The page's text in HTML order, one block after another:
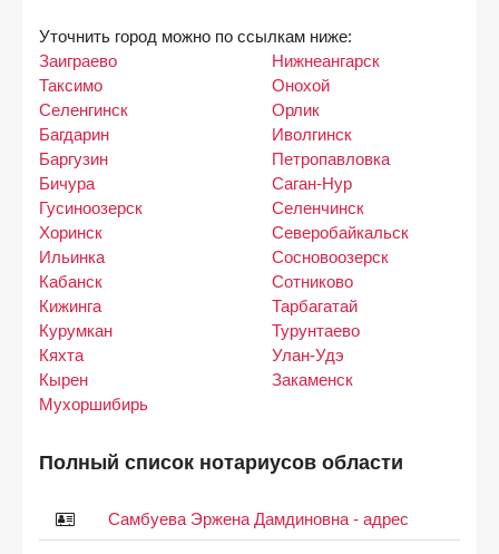
Уточнить город можно по ссылкам ниже:
Заиграево
Таксимо
Селенгинск
Багдарин
Баргузин
Бичура
Гусиноозерск
Хоринск
Ильинка
Кабанск
Кижинга
Курумкан
Кяхта
Кырен
Мухоршибирь
Нижнеангарск
Онохой
Орлик
Иволгинск
Петропавловка
Саган-Нур
Селенчинск
Северобайкальск
Сосновоозерск
Сотниково
Тарбагатай
Турунтаево
Улан-Удэ
Закаменск
Полный список нотариусов области
Самбуева Эржена Дамдиновна - адрес